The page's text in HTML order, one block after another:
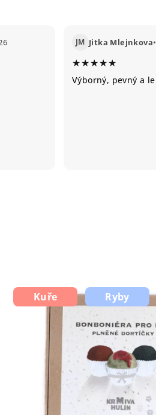
JM Jitka Mlejnkova
★★★★★
Výborný, pevný a
Kuře Ryby